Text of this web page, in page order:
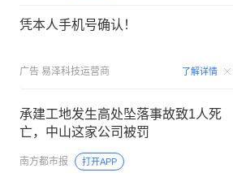
凭本人手机号确认！
广告 易泽科技运营商 了解详情
承建工地发生高处坠落事故致1人死
亡，中山这家公司被罚
南方都市报 打开APP